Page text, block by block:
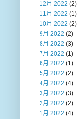
12月 2022 (2)
11月 2022 (1)
10月 2022 (2)
9月 2022 (2)
8月 2022 (3)
7月 2022 (1)
6月 2022 (1)
5月 2022 (2)
4月 2022 (4)
3月 2022 (3)
2月 2022 (2)
1月 2022 (4)